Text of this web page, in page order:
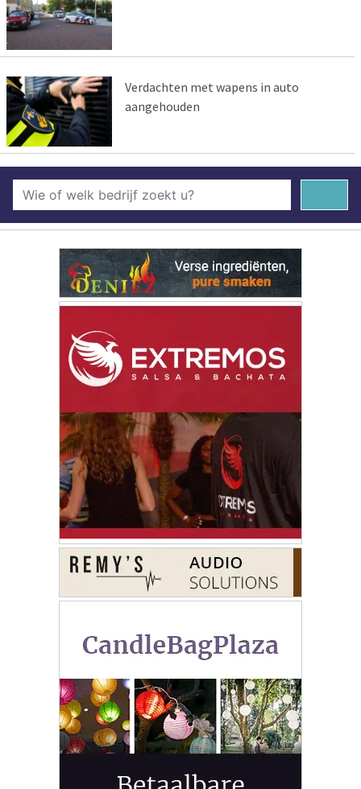
Verdachten met wapens in auto
aangehouden